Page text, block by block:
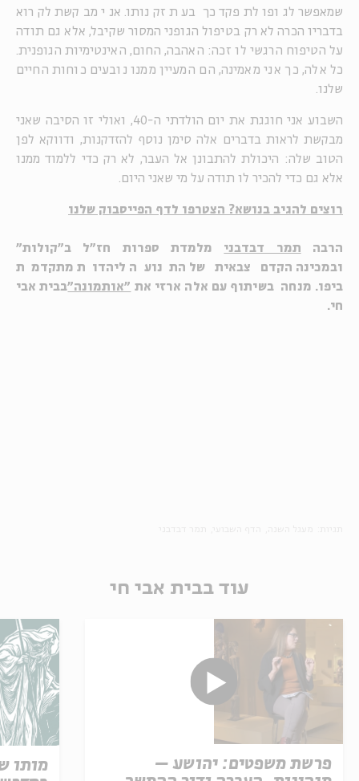
שמאפשר לגופו לתפקד כך בעת זקנותו. אני מבקשת לקרוא
בדבריו הכרה לא רק בטיפול הגופני המסור שקיבל, אלא גם תודה
על הטיפוח הרגשי לו זכה: האהבה, החום, האינטימיות הגופנית.
כל אלה, כך אני מאמינה, הם המעיין ממנו נובעים כוחות החיים
שלנו.
השבוע אני חוגגת את יום הולדתי ה-40, ואולי זו הסיבה שאני
מבקשת לראות בדברים אלה סימן נוסף להזדקנות, ודווקא לפן
הטוב שלה: היכולת להתבונן אל העבר, לא רק כדי ללמוד ממנו
אלא גם כדי להכיר לו תודה על מי שאני היום.
רוצים להגיב בנושא? הצטרפו לדף הפייסבוק שלנו
הרבה תמר דבדבני מלמדת ספרות חז"ל ב"קולות"
ובמכינה הקדם צבאית של התנועה ליהדות מתקדמת
ביפו. מנחה בשיתוף עם אלה ארזי את "אותמונה"בבית אבי
חי.
עוד בבית אבי חי
פרשת משפטים: יהושע –
מותו